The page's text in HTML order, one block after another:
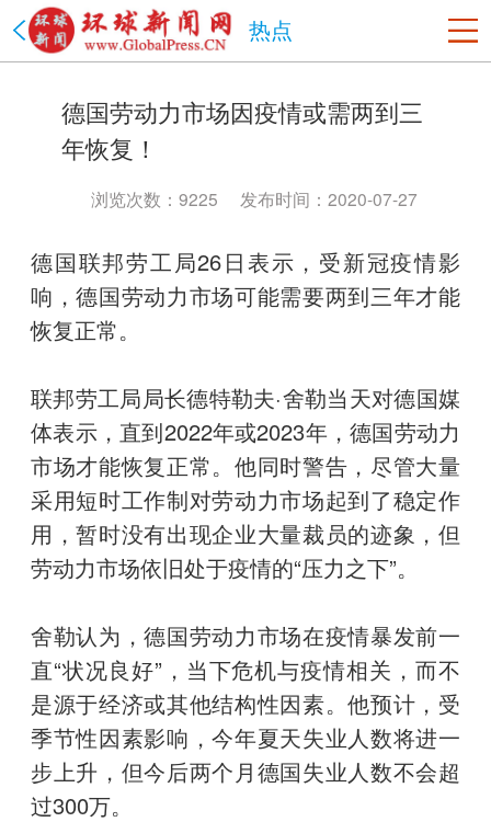
热点
洛杉矶 旧金山 沙加缅度 热点 纽约
上海市 天津市 重庆市 河北省
山西省
福建省
江西省 山东省 河南省 湖北省
湖南省
广东省
海南省 贵州省 云南省 陕西省
甘肃省
青海省
台湾省
德国劳动力市场因疫情或需两到三
年恢复！
浏览次数：9225 发布时间：2020-07-27
德国联邦劳工局26日表示，受新冠疫情影
响，德国劳动力市场可能需要两到三年才能
恢复正常。
联邦劳工局局长德特勒夫·舍勒当天对德国媒
体表示，直到2022年或2023年，德国劳动力
市场才能恢复正常。他同时警告，尽管大量
采用短时工作制对劳动力市场起到了稳定作
用，暂时没有出现企业大量裁员的迹象，但
劳动力市场依旧处于疫情的“压力之下”。
舍勒认为，德国劳动力市场在疫情暴发前一
直“状况良好”，当下危机与疫情相关，而不
是源于经济或其他结构性因素。他预计，受
季节性因素影响，今年夏天失业人数将进一
步上升，但今后两个月德国失业人数不会超
过300万。